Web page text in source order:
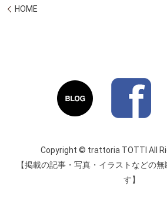
HOME
Copyright © trattoria TOTTI All
【掲載の記事・写真・イラストなどの
す】